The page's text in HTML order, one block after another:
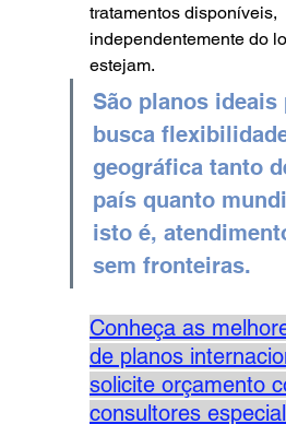
tratamentos disponíveis,
independentemente do
estejam.
São planos ideais
busca
geográfica tanto
país quanto
isto é,
sem fronteiras.
Conheça as
de planos
solicite orçamento
consultores